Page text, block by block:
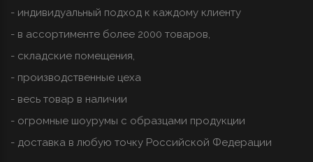
- индивидуальный подход к каждому клиенту
- в ассортименте более 2000 товаров,
- складские помещения,
- производственные цеха
- весь товар в наличии
- огромные шоурумы с образцами продукции
- доставка в любую точку Российской Федерации